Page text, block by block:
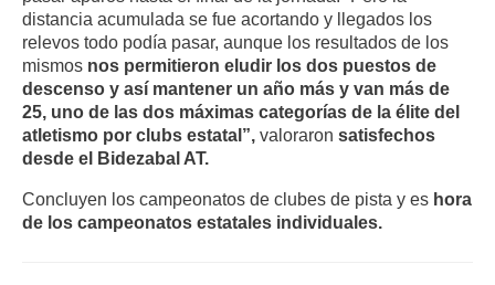
distancia acumulada se fue acortando y llegados los
relevos todo podía pasar, aunque los resultados de los
mismos nos permitieron eludir los dos puestos de
descenso y así mantener un año más y van más de
25, uno de las dos máximas categorías de la élite del
atletismo por clubs estatal”, valoraron satisfechos
desde el Bidezabal AT.
Concluyen los campeonatos de clubes de pista y es hora
de los campeonatos estatales individuales.